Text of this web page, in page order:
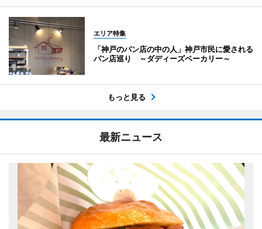
エリア特集
「神戸のパン店の中の人」神戸市民に愛される
パン店巡り ～ダディーズベーカリー～
もっと見る
最新ニュース